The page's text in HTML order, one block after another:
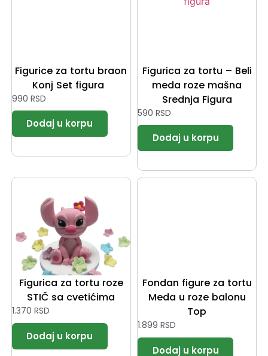
Figurice za tortu braon
Konj Set figura
990 RSD
Figurica za tortu – Beli
meda roze mašna
Srednja Figura
590 RSD
Figurica za tortu roze
STIČ sa cvetićima
1.370 RSD
Fondan figure za tortu
Meda u roze balonu
Top
1.899 RSD